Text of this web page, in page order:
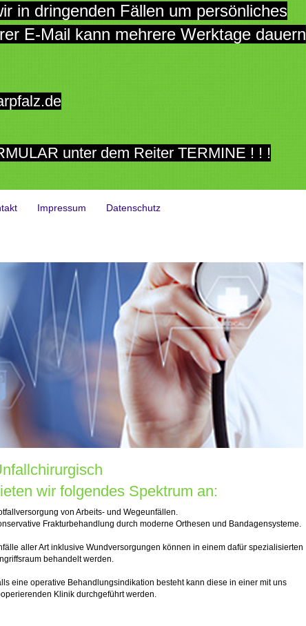
Fällen um persönliches
E-Mail kann mehrere Werktage dauern
unter dem Reiter TERMINE ! ! !
Impressum Datenschutz
wir folgendes Spektrum an:
von Arbeits- und Wegeunfällen.
Frakturbehandlung durch moderne Orthesen und Bandagensysteme.
aller Art inklusive Wundversorgungen können in einem dafür spezialisierten
behandelt werden.
eine operative Behandlungsindikation besteht kann diese in einer mit uns
Klinik durchgeführt werden.